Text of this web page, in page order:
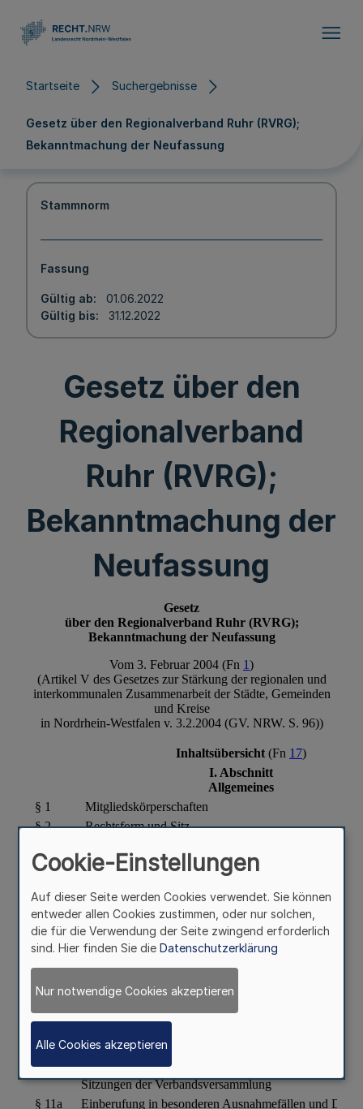
Startseite Suchergebnisse
Gesetz über den Regionalverband Ruhr (RVRG);
Bekanntmachung der Neufassung
Stammnorm
Fassung
Gültig ab
01.06.2022
Gültig bis
31.12.2022
Gesetz über den
Regionalverband
Ruhr (RVRG);
Bekanntmachung der
Neufassung
Cookie-Einstellungen
Auf dieser Seite werden Cookies verwendet. Sie können
entweder allen Cookies zustimmen, oder nur solchen,
die für die Verwendung der Seite zwingend erforderlich
sind. Hier finden Sie die Datenschutzerklärung
Nur notwendige Cookies akzeptieren
Alle Cookies akzeptieren